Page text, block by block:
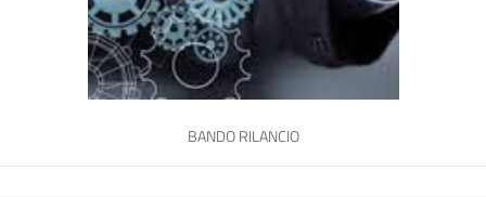
BANDO RILANCIO